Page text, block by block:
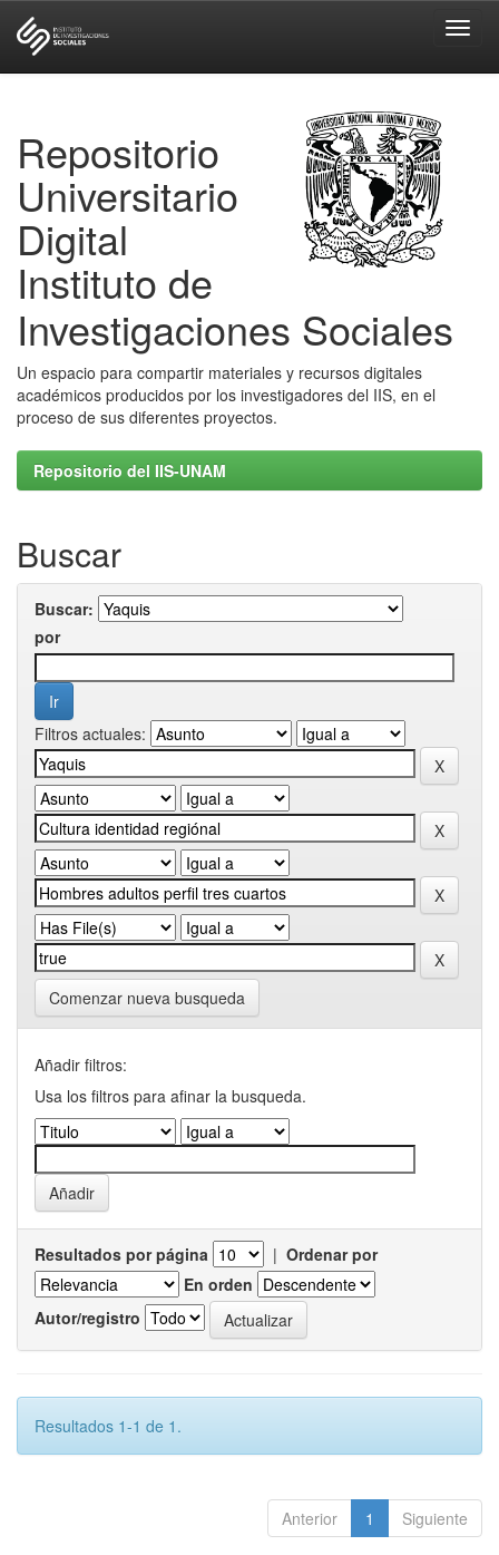
Repositorio
Universitario
Digital
Instituto de
Investigaciones Sociales
Un espacio para compartir materiales y recursos digitales
académicos producidos por los investigadores del IIS, en el
proceso de sus diferentes proyectos.
Repositorio del IIS-UNAM
Buscar
Buscar:
por
Filtros actuales:
Comenzar nueva busqueda
Añadir filtros:
Usa los filtros para afinar la busqueda.
Resultados por página | Ordenar por
En orden
Autor/registro
Resultados 1-1 de 1.
Anterior 1 Siguiente